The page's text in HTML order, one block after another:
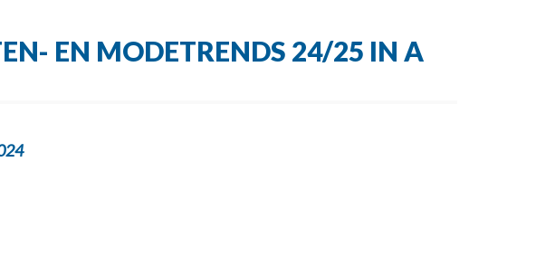
EN MODETRENDS 24/25 IN A